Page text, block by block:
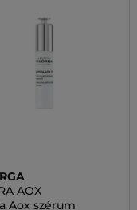
AOX
Aox szérum